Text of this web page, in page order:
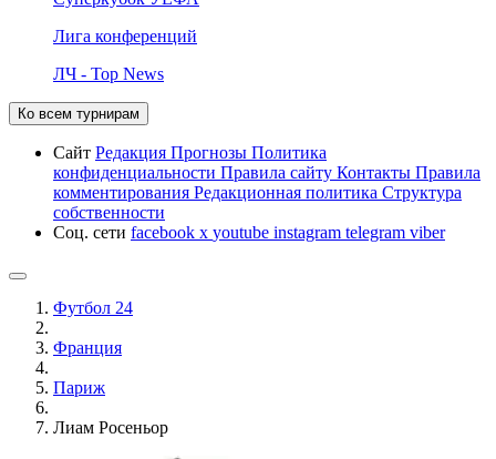
Лига конференций
ЛЧ - Top News
Ко всем турнирам
Сайт Редакция Прогнозы Политика
конфиденциальности Правила сайту Контакты Правила
комментирования Редакционная политика Структура
собственности
Соц. сети facebook x youtube instagram telegram viber
Футбол 24
Франция
Париж
Лиам Росеньор